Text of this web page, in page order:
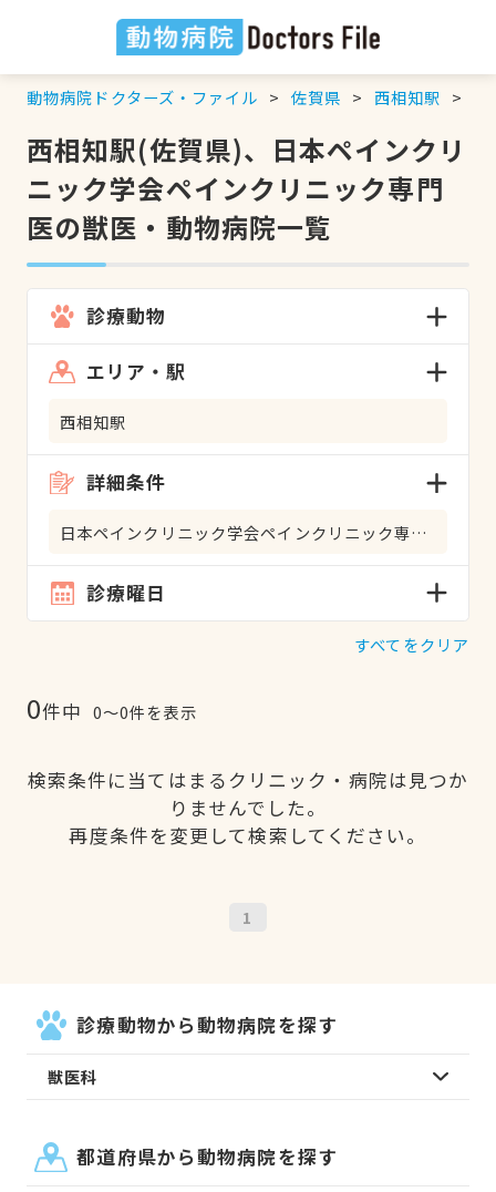
動物病院ドクターズ・ファイル 佐賀県 西相知駅
西相知駅(佐賀県)、日本ペインクリ
ニック学会ペインクリニック専門
医の獣医・動物病院一覧
診療動物
エリア・駅
西相知駅
詳細条件
日本ペインクリニック学会ペインクリニック専門医
診療曜日
すべてをクリア
0件中 0〜0件を表示
検索条件に当てはまるクリニック・病院は見つか
りませんでした。
再度条件を変更して検索してください。
1
診療動物から動物病院を探す
獣医科
都道府県から動物病院を探す